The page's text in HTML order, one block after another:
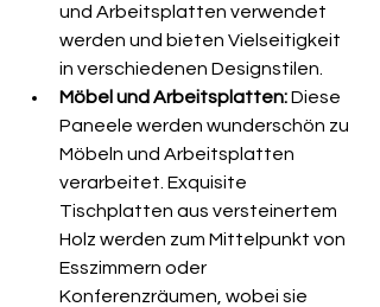
und Arbeitsplatten verwendet
werden und bieten Vielseitigkeit
in verschiedenen Designstilen.
Möbel und Arbeitsplatten: Diese
Paneele werden wunderschön zu
Möbeln und Arbeitsplatten
verarbeitet. Exquisite
Tischplatten aus versteinertem
Holz werden zum Mittelpunkt von
Esszimmern oder
Konferenzräumen, wobei sie